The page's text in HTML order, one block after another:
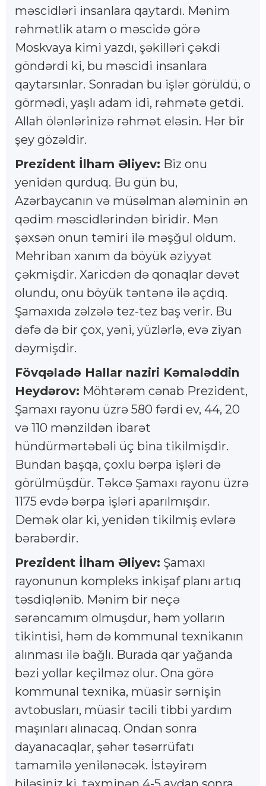
məscidləri insanlara qaytardı. Mənim
rəhmətlik atam o məscidə görə
Moskvaya kimi yazdı, şəkilləri çəkdi
göndərdi ki, bu məscidi insanlara
qaytarsınlar. Sonradan bu işlər görüldü, o
görmədi, yaşlı adam idi, rəhmətə getdi.
Allah ölənlərinizə rəhmət eləsin. Hər bir
şey gözəldir.
Prezident İlham Əliyev: Biz onu
yenidən qurduq. Bu gün bu,
Azərbaycanın və müsəlman aləminin ən
qədim məscidlərindən biridir. Mən
şəxsən onun təmiri ilə məşğul oldum.
Mehriban xanım da böyük əziyyət
çəkmişdir. Xaricdən də qonaqlar dəvət
olundu, onu böyük təntənə ilə açdıq.
Şamaxıda zəlzələ tez-tez baş verir. Bu
dəfə də bir çox, yəni, yüzlərlə, evə ziyan
dəymişdir.
Fövqəladə Hallar naziri Kəmaləddin
Heydərov: Möhtərəm cənab Prezident,
Şamaxı rayonu üzrə 580 fərdi ev, 44, 20
və 110 mənzildən ibarət
hündürmərtəbəli üç bina tikilmişdir.
Bundan başqa, çoxlu bərpa işləri də
görülmüşdür. Təkcə Şamaxı rayonu üzrə
1175 evdə bərpa işləri aparılmışdır.
Demək olar ki, yenidən tikilmiş evlərə
bərabərdir.
Prezident İlham Əliyev: Şamaxı
rayonunun kompleks inkişaf planı artıq
təsdiqlənib. Mənim bir neçə
sərəncamım olmuşdur, həm yolların
tikintisi, həm də kommunal texnikanın
alınması ilə bağlı. Burada qar yağanda
bəzi yollar keçilməz olur. Ona görə
kommunal texnika, müasir sərnişin
avtobusları, müasir təcili tibbi yardım
maşınları alınacaq. Ondan sonra
dayanacaqlar, şəhər təsərrüfatı
tamamilə yenilənəcək. İstəyirəm